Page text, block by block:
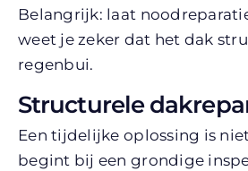
Belangrijk: laat
weet je zeker dat het dak
regenbui.
Structurele
Een tijdelijke oplossing is
begint bij een grondige